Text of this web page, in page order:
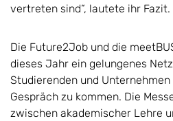
vertreten sind“, lautete ihr Fazit.
Die Future2Job und die
dieses Jahr ein gelungenes
Studierenden und
Gespräch zu kommen. Die
zwischen akademischer Lehre